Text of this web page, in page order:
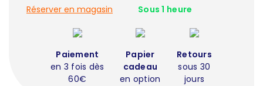
Réserver en magasin
Sous 1 heure
Paiement
en 3 fois dès
60€
Papier
cadeau
en option
Retours
sous 30
jours